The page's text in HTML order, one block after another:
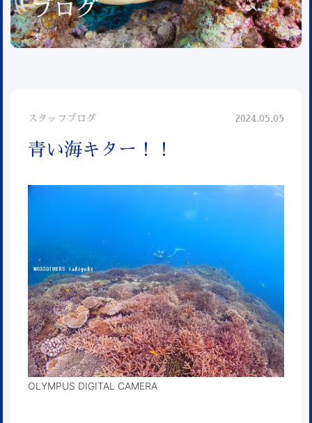
ブログ
スタッフブログ 2024.05.05
青い海キター！！
OLYMPUS DIGITAL CAMERA